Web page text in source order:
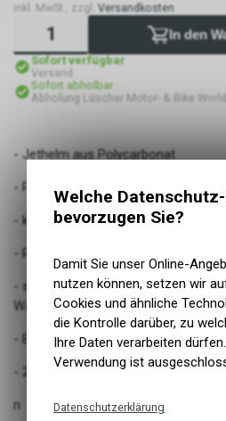
inkl. MwSt., zzgl. Versandkosten
In den
Sofort verfügbar
Versand
Sofort abholbar
Abholung Lüscher Motor- & Bike World
- Jethelm aus Polycarbonat
- Prüfnorm ECE 22.06 Homologation
- klares kratzfestes Visier zum
- Ratschenverschluss / Microlock
- separat austrennbares
Wangenpolster und Futter
- Brillenkanal
- 2 Aussenschalengrössen
n
Welche
bevorzugen Sie?
Damit Sie unser Online-
nutzen können, setzen wir
Cookies und ähnliche
die Kontrolle darüber, zu
Ihre Daten verarbeiten
Verwendung ist
Datenschutzerklärung